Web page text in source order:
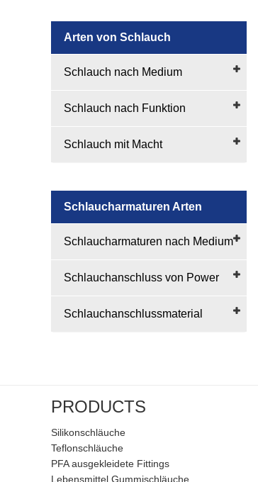
Arten von Schlauch
Schlauch nach Medium
Schlauch nach Funktion
Schlauch mit Macht
Schlaucharmaturen Arten
Schlaucharmaturen nach Medium
Schlauchanschluss von Power
Schlauchanschlussmaterial
PRODUCTS
Silikonschläuche
Teflonschläuche
PFA ausgekleidete Fittings
Lebensmittel Gummischläuche